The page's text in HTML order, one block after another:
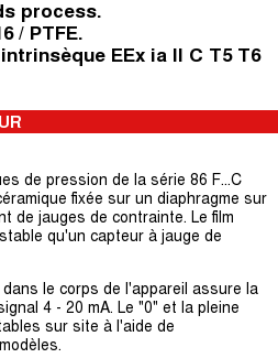
process.
/ PTFE.
EEx ia II C T5 T6
de pression de la série 86 F...C
fixée sur un diaphragme sur
de jauges de contrainte. Le film
qu'un capteur à jauge de
le corps de l'appareil assure la
4 - 20 mA. Le "0" et la pleine
sur site à l'aide de